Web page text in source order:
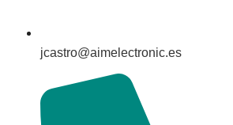
jcastro@aimelectronic.es